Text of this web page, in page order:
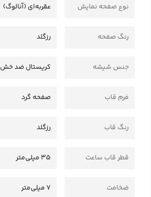
نوع صفحه نمایش عقربه‌ای (آنالوگ)
رنگ صفحه رزگلد
جنس شیشه کریستال ضد خش
فرم قاب صفحه گرد
رنگ قاب رزگلد
قطر قاب ساعت 35 میلی‌متر
ضخامت 7 میلی‌متر